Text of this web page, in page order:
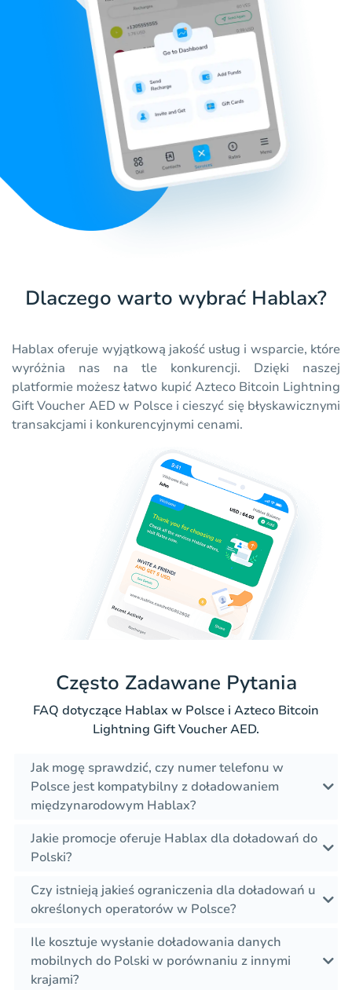
Dlaczego warto wybrać Hablax?
Hablax oferuje wyjątkową jakość usług i wsparcie, które
wyróżnia nas na tle konkurencji. Dzięki naszej
platformie możesz łatwo kupić Azteco Bitcoin Lightning
Gift Voucher AED w Polsce i cieszyć się błyskawicznymi
transakcjami i konkurencyjnymi cenami.
Często Zadawane Pytania
FAQ dotyczące Hablax w Polsce i Azteco Bitcoin
Lightning Gift Voucher AED.
Jak mogę sprawdzić, czy numer telefonu w
Polsce jest kompatybilny z doładowaniem
międzynarodowym Hablax?
Jakie promocje oferuje Hablax dla doładowań do
Polski?
Czy istnieją jakieś ograniczenia dla doładowań u
określonych operatorów w Polsce?
Ile kosztuje wysłanie doładowania danych
mobilnych do Polski w porównaniu z innymi
krajami?